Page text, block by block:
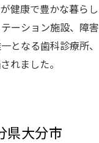
健康で豊かな暮らし
ーション施設、障害
となる歯科診療所、
れました。
県大分市